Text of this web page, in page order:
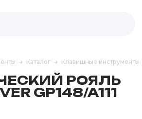
Каталог Клавишные инструменты
РОЯЛЬ
GP148/A111